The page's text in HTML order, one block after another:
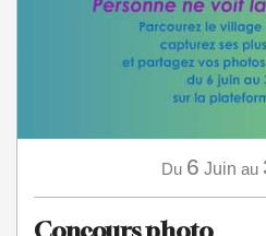
Du 6 Juin au